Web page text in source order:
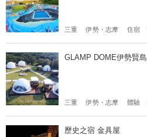
三重 伊勢・志摩 住宿
GLAMP DOME伊勢賢島
三重 伊勢・志摩 體驗
歷史之宿 金具屋